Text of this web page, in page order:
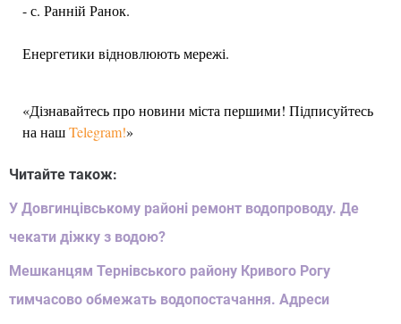
- с. Ранній Ранок.
Енергетики відновлюють мережі.
«Дізнавайтесь про новини міста першими! Підписуйтесь
на нашTelegram!»
Читайте також:
У Довгинцівському районі ремонт водопроводу. Де
чекати діжку з водою?
Мешканцям Тернівського району Кривого Рогу
тимчасово обмежать водопостачання. Адреси